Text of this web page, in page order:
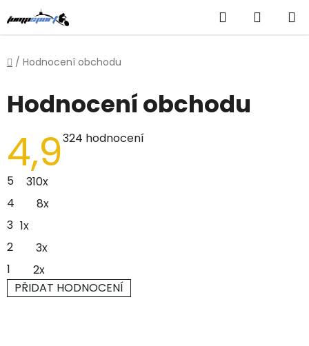
na
obsah
Hledat
KOŠÍK
Domů
/ Hodnocení obchodu
Hodnocení obchodu
4,9Průměrné
324 hodnocení
5
310x
4
8x
3 1x
2
3x
1
2x
PŘIDAT HODNOCENÍ